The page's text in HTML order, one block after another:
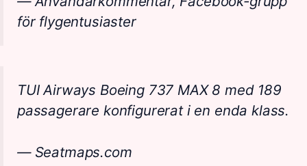
för flygentusiaster
TUI Airways Boeing 737 MAX 8 med 189
passagerare konfigurerat i en enda klass.
— Seatmaps.com